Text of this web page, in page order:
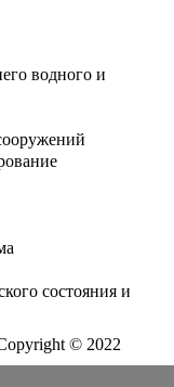
водного и
состояния и
© 2022